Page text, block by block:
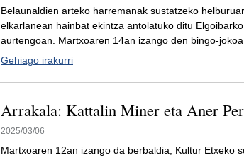
Belaunaldien arteko harremanak sustatzeko
elkarlanean hainbat ekintza antolatuko ditu
aurtengoan. Martxoaren 14an izango den bingo-
Gehiago irakurri
Arrakala: Kattalin Miner eta Aner
2025/03/06
Martxoaren 12an izango da berbaldia, Kultur Etxeko